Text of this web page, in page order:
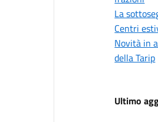
La
Centri
Novità in
della Tarip
Ultimo